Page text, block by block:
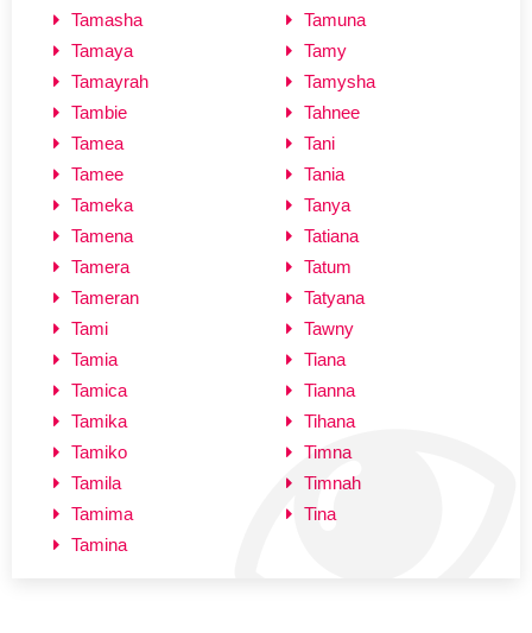
Tamasha
Tamaya
Tamayrah
Tambie
Tamea
Tamee
Tameka
Tamena
Tamera
Tameran
Tami
Tamia
Tamica
Tamika
Tamiko
Tamila
Tamima
Tamina
Tamuna
Tamy
Tamysha
Tahnee
Tani
Tania
Tanya
Tatiana
Tatum
Tatyana
Tawny
Tiana
Tianna
Tihana
Timna
Timnah
Tina